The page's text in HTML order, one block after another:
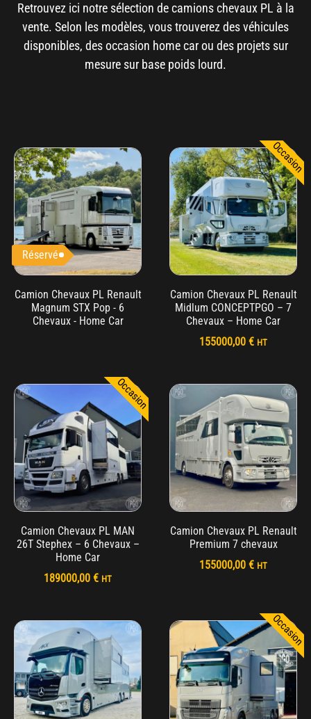
Retrouvez ici notre sélection de camions chevaux PL à la
vente. Selon les modèles, vous trouverez des véhicules
disponibles, des occasion home car ou des projets sur
mesure sur base poids lourd.
Camion Chevaux PL Renault
Magnum STX Pop - 6
Chevaux - Home Car
Réservé
Camion Chevaux PL Renault
Midlum CONCEPTPGO – 7
Chevaux – Home Car
155000,00 € HT
Occasion
Camion Chevaux PL MAN
26T Stephex – 6 Chevaux –
Home Car
189000,00 € HT
Occasion
Camion Chevaux PL Renault
Premium 7 chevaux
155000,00 € HT
Occasion